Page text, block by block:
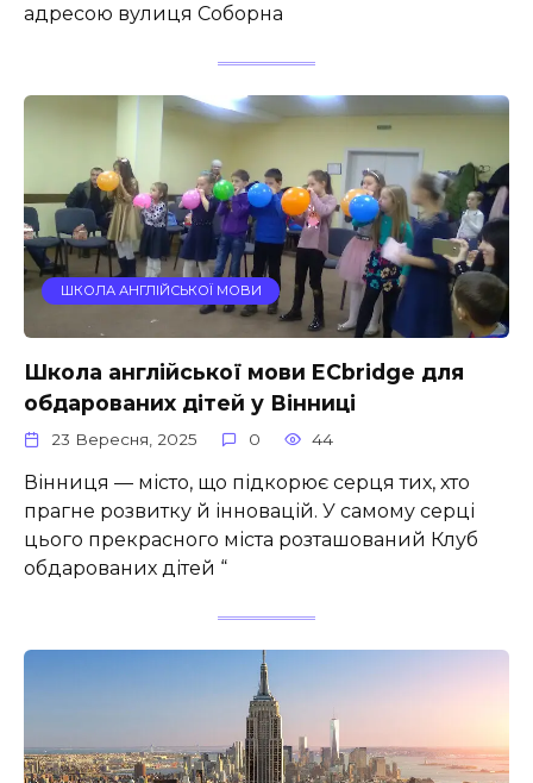
адресою вулиця Соборна
ШКОЛА АНГЛІЙСЬКОЇ МОВИ
Школа англійської мови ECbridge для
обдарованих дітей у Вінниці
23 Вересня, 2025 0 44
Вінниця — місто, що підкорює серця тих, хто
прагне розвитку й інновацій. У самому серці
цього прекрасного міста розташований Клуб
обдарованих дітей “